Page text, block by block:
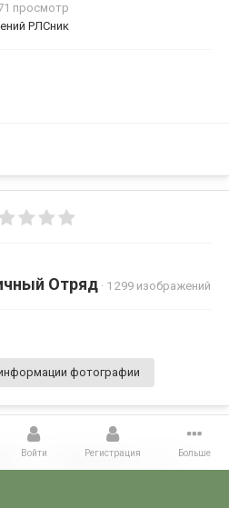
просмотр
РЛСник
Отряд · 1 299 изображений
фотографии
Подписчики 0
Войти Регистрация Больше